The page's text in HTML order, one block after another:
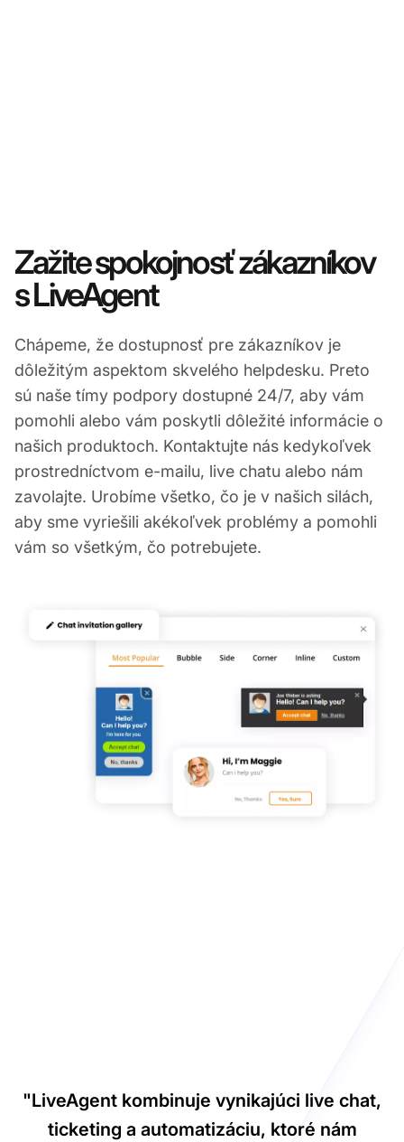
Zažite spokojnosť zákazníkov
s LiveAgent
Chápeme, že dostupnosť pre zákazníkov je
dôležitým aspektom skvelého helpdesku. Preto
sú naše tímy podpory dostupné 24/7, aby vám
pomohli alebo vám poskytli dôležité informácie o
našich produktoch. Kontaktujte nás kedykoľvek
prostredníctvom e-mailu, live chatu alebo nám
zavolajte. Urobíme všetko, čo je v našich silách,
aby sme vyriešili akékoľvek problémy a pomohli
vám so všetkým, čo potrebujete.
"LiveAgent kombinuje vynikajúci live chat,
ticketing a automatizáciu, ktoré nám